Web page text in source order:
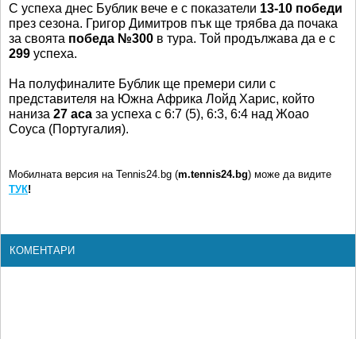
С успеха днес Бублик вече е с показатели 13-10 победи
през сезона. Григор Димитров пък ще трябва да почака
за своята победа №300 в тура. Той продължава да е с
299 успеха.
На полуфиналите Бублик ще премери сили с
представителя на Южна Африка Лойд Харис, който
наниза 27 аса за успеха с 6:7 (5), 6:3, 6:4 над Жоао
Соуса (Португалия).
Мобилната версия на Tennis24.bg (m.tennis24.bg) може да видите
ТУК!
КОМЕНТАРИ